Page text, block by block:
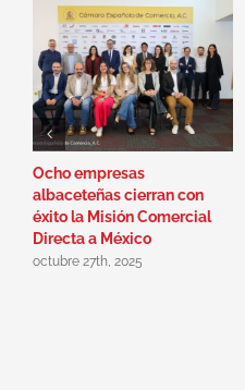
Ocho empresas
albaceteñas cierran con
éxito la Misión Comercial
Directa a México
octubre 27th, 2025